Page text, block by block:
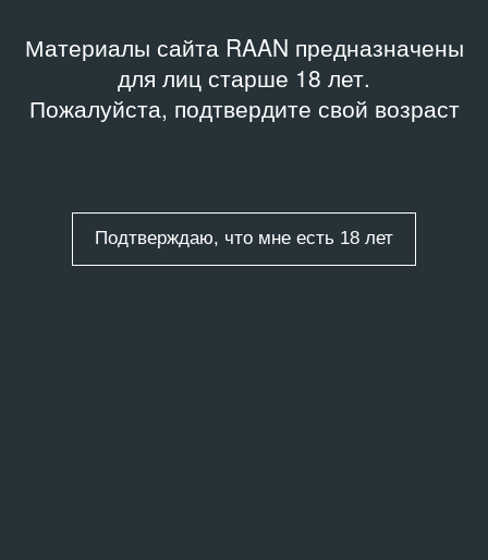
Материалы сайта RAAN предназначены
для лиц старше 18 лет.
Пожалуйста, подтвердите свой возраст
Подтверждаю, что мне есть 18 лет